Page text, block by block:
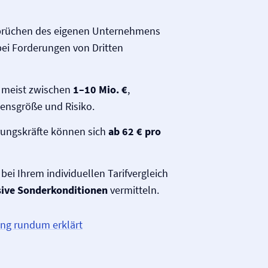
des eigenen Unternehmens
Forderungen von Dritten
zwischen 1–10 Mio. €,
und Risiko.
können sich ab 62 € pro
Ihrem individuellen Tarifvergleich
Sonderkonditionenvermitteln.
rundum erklärt